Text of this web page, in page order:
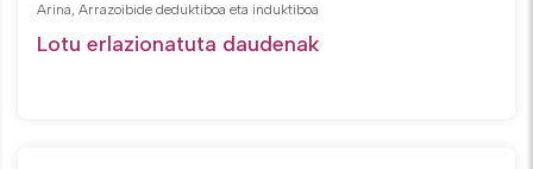
Arina, Arrazoibide deduktiboa eta induktiboa
Lotu erlazionatuta daudenak